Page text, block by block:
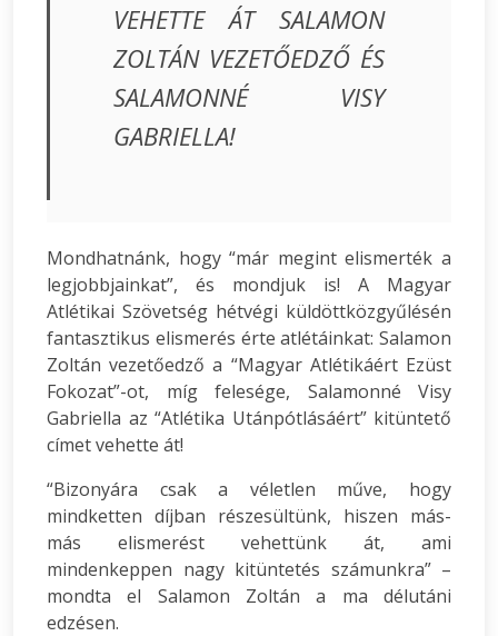
VEHETTE ÁT SALAMON
ZOLTÁN VEZETŐEDZŐ ÉS
SALAMONNÉ VISY
GABRIELLA!
Mondhatnánk, hogy “már megint elismerték a
legjobbjainkat”, és mondjuk is! A Magyar
Atlétikai Szövetség hétvégi küldöttközgyűlésén
fantasztikus elismerés érte atlétáinkat: Salamon
Zoltán vezetőedző a “Magyar Atlétikáért Ezüst
Fokozat”-ot, míg felesége, Salamonné Visy
Gabriella az “Atlétika Utánpótlásáért” kitüntető
címet vehette át!
“Bizonyára csak a véletlen műve, hogy
mindketten díjban részesültünk, hiszen más-
más elismerést vehettünk át, ami
mindenkeppen nagy kitüntetés számunkra” –
mondta el Salamon Zoltán a ma délutáni
edzésen.